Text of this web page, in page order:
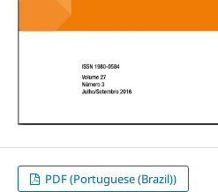
PDF (Portuguese (Brazil))